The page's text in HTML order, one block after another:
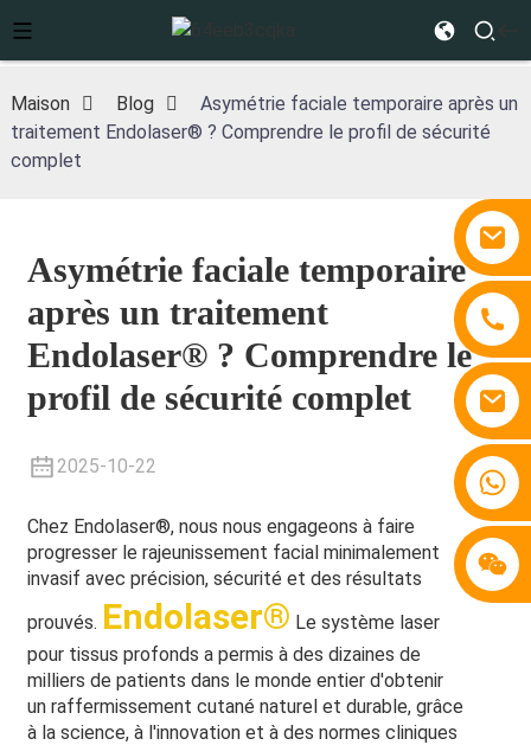
Maison Blog
Asymétrie faciale temporaire après un
traitement Endolaser® ? Comprendre le profil de sécurité
complet
Asymétrie faciale temporaire
après un traitement
Endolaser® ? Comprendre le
profil de sécurité complet
2025-10-22
Chez Endolaser®, nous nous engageons à faire
progresser le rajeunissement facial minimalement
invasif avec précision, sécurité et des résultats
prouvés. Endolaser® Le système laser
pour tissus profonds a permis à des dizaines de
milliers de patients dans le monde entier d'obtenir
un raffermissement cutané naturel et durable, grâce
à la science, à l'innovation et à des normes cliniques